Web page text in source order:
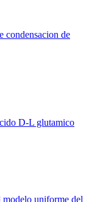
condensacion de
D-L glutamico
modelo uniforme del